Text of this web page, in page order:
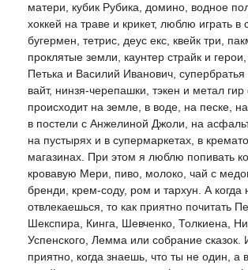
матери, кубик Рубика, домино, водное
хоккей на траве и крикет, люблю играть в
бугермен, тетрис, деус екс, квейк три,
проклятые земли, каунтер страйк и
Петька и Василий Иванович,
вайт, нинзя-черепашки, тэкен и метал
происходит на земле, в воде, на песке, на
в постели с Анжелиной Джоли, на
на пустырях и в супермаркетах, в
магазинах. При этом я люблю попивать
кровавую Мери, пиво, молоко, чай с
бренди, крем-соду, ром и тархун. А когда
отвлекаешься, то как приятно почитать
Шекспира, Кинга, Шевченко, Толкиена,
Успенского, Лемма или собрание сказок.
приятно, когда знаешь, что ты не один, а